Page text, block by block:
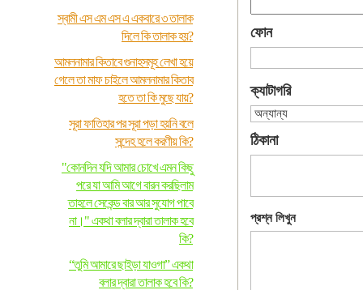
স্বামী এস এম এস এ একবারে ৩ তালাক
দিলে কি তালাক হয়?
আমলনামার কিতাবে গুনাহসমূহ লেখা হয়ে
গেলে তা মাফ চাইলে আমলনামার কিতাব
হতে তা কি মুছে যায়?
সূরা ফাতিহার পর সূরা পড়া হয়নি বলে
সন্দেহ হলে করণীয় কি?
"কোনদিন যদি আমার চোখে এমন কিছু
পরে যা আমি আগে বারন করছিলাম
তাহলে সেকেন্ড বার আর সুযোগ পাবে
না।" একথা বলার দ্বারা তালাক হবে
কি?
“তুমি আমারে ছাইড়া যাওগা” একথা
বলার দ্বারা তালাক হবে কি?
ফোন
ক্যাটাগরি
ঠিকানা
প্রশ্ন লিখুন